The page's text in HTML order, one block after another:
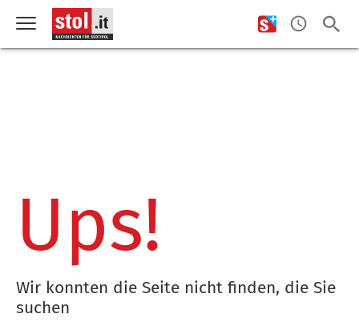
Ups!
Wir konnten die Seite nicht finden, die Sie
suchen